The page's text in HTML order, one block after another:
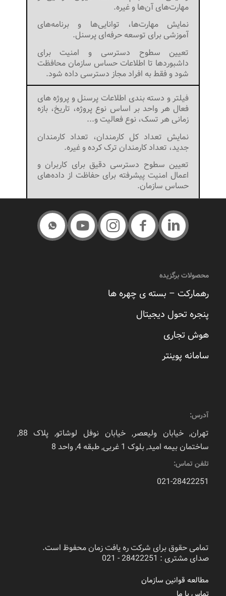
مهارت‌های آن‌ها و غیره.
نمایش مهارت‌ها، توانایی‌ها و برنامه‌های
آموزشی برای توسعه حرفه‌ای پرسنل.
تعیین سطوح دسترسی و امنیت برای
داشبوردها تا اطلاعات حساس سازمان محافظت
شود و فقط به افراد مجاز دسترسی داده شود.
فیلتر و دسته بندی اطلاعات پرسنل و پروژه های
فعال هر واحد بر اساس نوع پروژه، تاریخ، بازه
زمانی هر تسک، نوع فعالیت و...
نمایش تعداد کل کارمندان، تعداد کارمندان
جدید، تعداد کارمندان ترک کرده و غیره.
تعیین سطوح دسترسی دقیق برای کاربران و
اعمال امنیت پیشرفته برای حفاظت از داده‌های
حساس سازمان.
محصولات برگزیده
رهمارکت – بسته ی چهره ها
پنجره تحول دیجیتال
هوش تجاری
سامانه پوینتر
آدرس:
تهران, خیابان ولیعصر, خیابان نوفل لوشاتو, پلاک 88,
ساختمان بیمه امید, بلوک 1 غربی, طبقه 4, واحد 8
تلفن تماس:
021-28422251
تمامی حقوق برای شرکت ره یافت زمان محفوظ است.
صدای مشتری : 28422251 - 021
مطالعه قوانین سازمان